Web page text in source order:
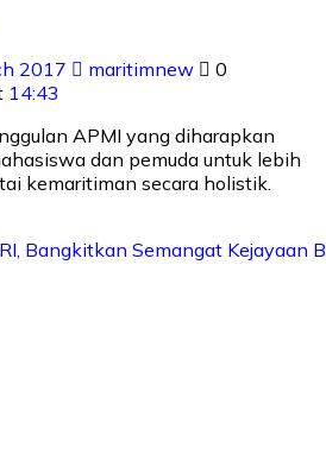
2017 maritimnew
0
14:43
APMI yang diharapkan
dan pemuda untuk lebih
kemaritiman secara holistik.